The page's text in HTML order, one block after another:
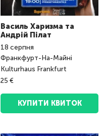
Василь Харизма та
Андрій Пілат
18 серпня
Франкфурт-На-Майні
Kulturhaus Frankfurt
25 €
КУПИТИ КВИТОК